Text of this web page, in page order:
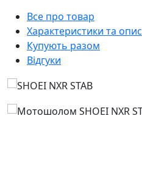
Все про товар
Характеристики та опис
Купують разом
Відгуки